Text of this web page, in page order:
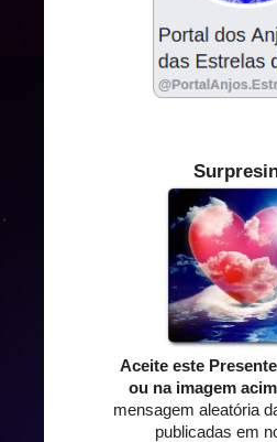
Aceite este Presente
ou na imagem
mensagem aleatória
publicadas em